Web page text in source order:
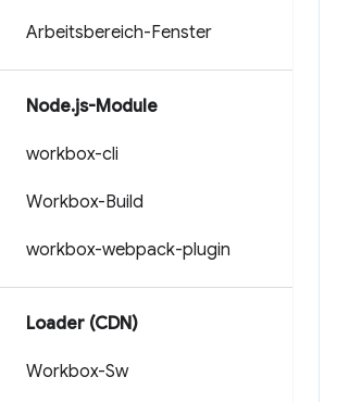
Arbeitsbereich-Fenster
Node.js-Module
workbox-cli
Workbox-Build
workbox-webpack-plugin
Loader (CDN)
Workbox-Sw